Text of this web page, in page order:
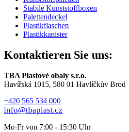
Stabile Kunststoffboxen
Palettendeckel
Plastikflaschen
Plastikkanister
Kontaktieren Sie uns:
TBA Plastové obaly s.r.o.
Havířská 1015, 580 01 Havlíčkův Brod
+420 565 534 000
info@tbaplast.cz
Mo-Fr von 7:00 - 15:30 Uhr